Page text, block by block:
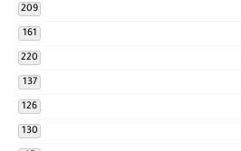
209
161
220
137
126
130